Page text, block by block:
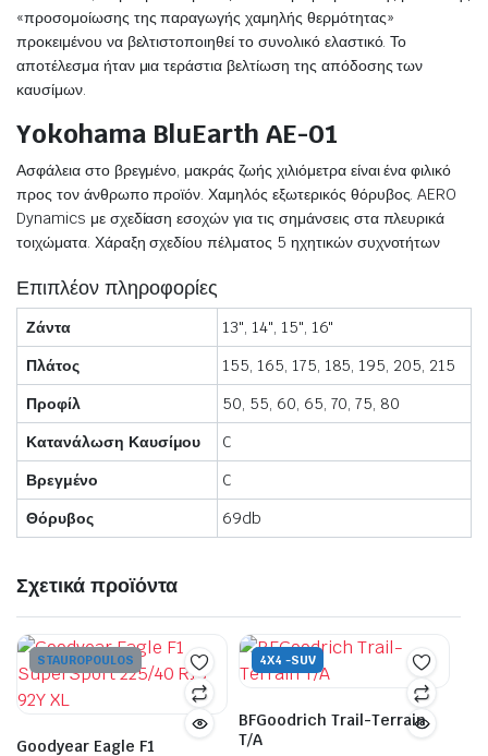
«προσομοίωσης της παραγωγής χαμηλής θερμότητας»
προκειμένου να βελτιστοποιηθεί το συνολικό ελαστικό. Το
αποτέλεσμα ήταν μια τεράστια βελτίωση της απόδοσης των
καυσίμων.
Yokohama BluEarth AE-01
Ασφάλεια στο βρεγμένο, μακράς ζωής χιλιόμετρα είναι ένα φιλικό
προς τον άνθρωπο προϊόν. Χαμηλός εξωτερικός θόρυβος. AERO
Dynamics με σχεδίαση εσοχών για τις σημάνσεις στα πλευρικά
τοιχώματα. Χάραξη σχεδίου πέλματος 5 ηχητικών συχνοτήτων
Επιπλέον πληροφορίες
Ζάντα
13", 14", 15", 16"
Πλάτος
155, 165, 175, 185, 195, 205, 215
Προφίλ
50, 55, 60, 65, 70, 75, 80
Κατανάλωση Καυσίμου
C
Βρεγμένο
C
Θόρυβος
69db
Σχετικά προϊόντα
STAUROPOULOS
Goodyear Eagle F1
4Χ4 -SUV
BFGoodrich Trail-Terrain
T/A